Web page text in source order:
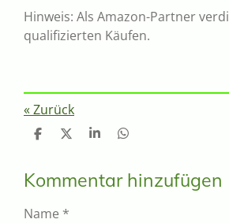
Hinweis: Als Amazon-Partner
qualifizierten Käufen.
«Zurück
T
l
e
T
l
e
T
l
e
T
l
e
Kommentar hinzufügen
Name *